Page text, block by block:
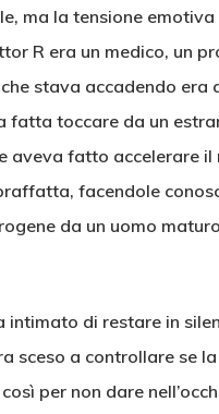
ma la tensione
R era un medico, un
stava accadendo
fatta toccare da un
aveva fatto accelerare
facendole
da un uomo
di restare in
sceso a controllare se
per non dare